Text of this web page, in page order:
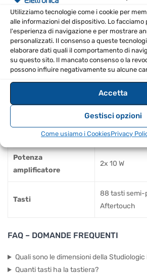
Utilizziamo tecnologie come i cookie per
alle informazioni del dispositivo. Lo facciamo
l'esperienza di navigazione e per mostrare
personalizzati. Il consenso a queste
elaborare dati quali il comportamento di
su questo sito. Il mancato consenso o la
possono influire negativamente su alcune
Accetta
Gestisci opzioni
Come usiamo i CookiesPrivacy
Modulo MIDI con due zone
indipendentemente
Interfaccia audio USB 2×2
SPECIFICHE TECNICHE
Dimensioni (L x P x A) 1270 x 230 x
Memoria 1 GB
Potenza
amplificatore
2x 10 W
Tasti
88 tasti semi-
Aftertouch
FAQ – DOMANDE FREQUENTI
Quali sono le dimensioni della
Quanti tasti ha la tastiera?